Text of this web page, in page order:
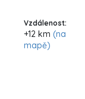
Vzdálenost:
+12 km(na
mapě)